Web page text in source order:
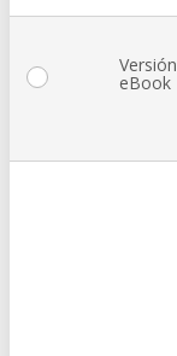
Versión
eBook